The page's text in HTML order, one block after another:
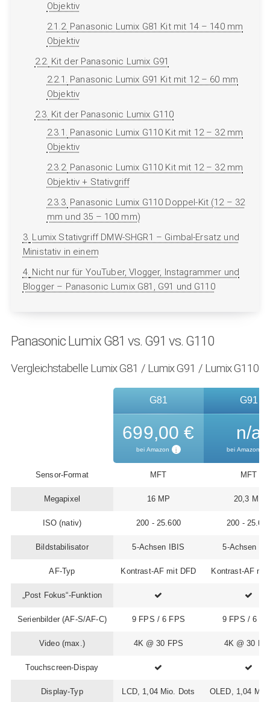
Objektiv
2.1.2. Panasonic Lumix G81 Kit mit 14 – 140 mm
Objektiv
2.2. Kit der Panasonic Lumix G91
2.2.1. Panasonic Lumix G91 Kit mit 12 – 60 mm
Objektiv
2.3. Kit der Panasonic Lumix G110
2.3.1. Panasonic Lumix G110 Kit mit 12 – 32 mm
Objektiv
2.3.2. Panasonic Lumix G110 Kit mit 12 – 32 mm
Objektiv + Stativgriff
2.3.3. Panasonic Lumix G110 Doppel-Kit (12 – 32
mm und 35 – 100 mm)
3. Lumix Stativgriff DMW-SHGR1 – Gimbal-Ersatz und
Ministativ in einem
4. Nicht nur für YouTuber, Vlogger, Instagrammer und
Blogger – Panasonic Lumix G81, G91 und G110
Panasonic Lumix G81 vs. G91 vs. G110
Vergleichstabelle Lumix G81 / Lumix G91 / Lumix G110
Sensor-Format
Megapixel
ISO (nativ)
Bildstabilisator
AF-Typ
„Post Fokus“-Funktion
Serienbilder (AF-S/AF-C)
Video (max.)
Touchscreen-Dispay
Display-Typ
G81
699,00 €
bei Amazon i
MFT
16 MP
200 - 25.600
5-Achsen IBIS
Kontrast-AF mit DFD
9 FPS / 6 FPS
4K @ 30 FPS
LCD, 1,04 Mio. Dots
G91
n/a
bei Amazon
MFT
20,3 MP
200 -
5-Achsen
Kontrast-AF mit
9 FPS / 6
4K @ 30
OLED, 1,04